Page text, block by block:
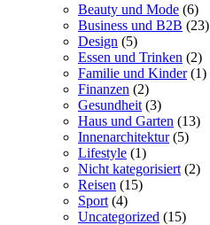
Beauty und Mode (6)
Business und B2B (23)
Design (5)
Essen und Trinken (2)
Familie und Kinder(1)
Finanzen (2)
Gesundheit (3)
Haus und Garten (13)
Innenarchitektur(5)
Lifestyle (1)
Nicht kategorisiert (2)
Reisen (15)
Sport (4)
Uncategorized (15)